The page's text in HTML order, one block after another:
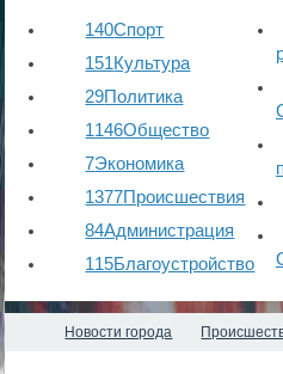
140Спорт
151Культура
29Политика
1146Общество
7Экономика
1377Происшествия
84Администрация
115Благоустройство
Новости города